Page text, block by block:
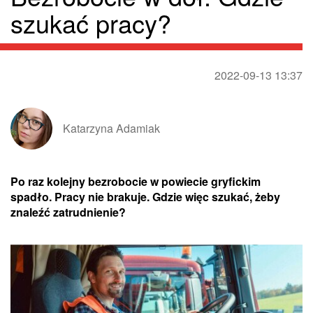
szukać pracy?
2022-09-13 13:37
Katarzyna Adamiak
Po raz kolejny bezrobocie w powiecie gryfickim
spadło. Pracy nie brakuje. Gdzie więc szukać, żeby
znaleźć zatrudnienie?